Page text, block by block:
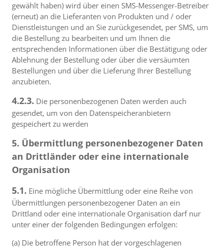
gewählt haben) wird über einen SMS-Messenger-Betreiber
(erneut) an die Lieferanten von Produkten und / oder
Dienstleistungen und an Sie zurückgesendet, per SMS, um
die Bestellung zu bearbeiten und um Ihnen die
entsprechenden Informationen über die Bestätigung oder
Ablehnung der Bestellung oder über die versäumten
Bestellungen und über die Lieferung Ihrer Bestellung
anzubieten.
4.2.3. Die personenbezogenen Daten werden auch
gesendet, um von den Datenspeicheranbietern
gespeichert zu werden
5. Übermittlung personenbezogener Daten
an Drittländer oder eine internationale
Organisation
5.1. Eine mögliche Übermittlung oder eine Reihe von
Übermittlungen personenbezogener Daten an ein
Drittland oder eine internationale Organisation darf nur
unter einer der folgenden Bedingungen erfolgen:
(a) Die betroffene Person hat der vorgeschlagenen